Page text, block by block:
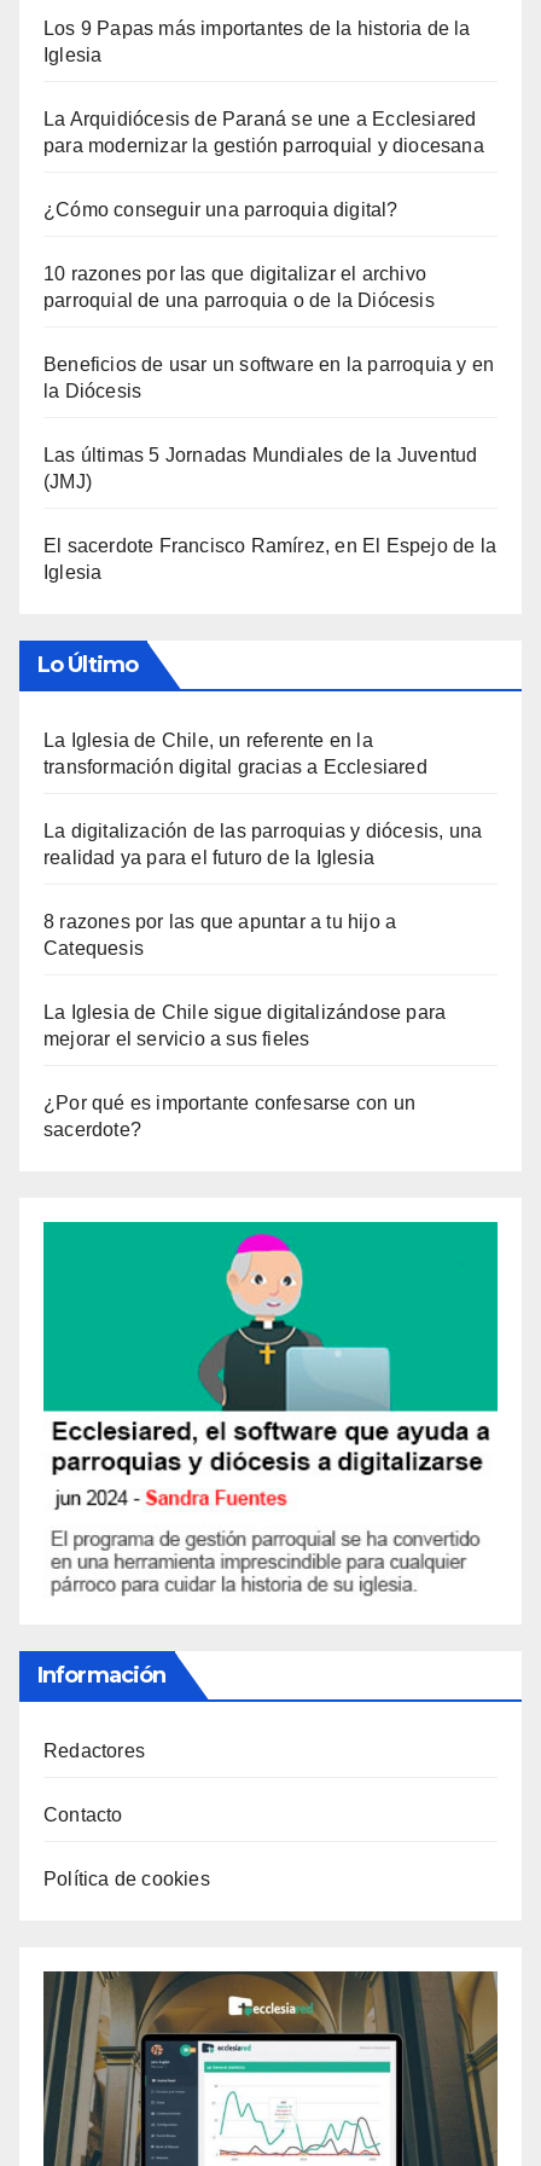
Los 9 Papas más importantes de la historia de la
Iglesia
La Arquidiócesis de Paraná se une a Ecclesiared
para modernizar la gestión parroquial y diocesana
¿Cómo conseguir una parroquia digital?
10 razones por las que digitalizar el archivo
parroquial de una parroquia o de la Diócesis
Beneficios de usar un software en la parroquia y en
la Diócesis
Las últimas 5 Jornadas Mundiales de la Juventud
(JMJ)
El sacerdote Francisco Ramírez, en El Espejo de la
Iglesia
Lo Último
La Iglesia de Chile, un referente en la
transformación digital gracias a Ecclesiared
La digitalización de las parroquias y diócesis, una
realidad ya para el futuro de la Iglesia
8 razones por las que apuntar a tu hijo a
Catequesis
La Iglesia de Chile sigue digitalizándose para
mejorar el servicio a sus fieles
¿Por qué es importante confesarse con un
sacerdote?
Información
Redactores
Contacto
Política de cookies